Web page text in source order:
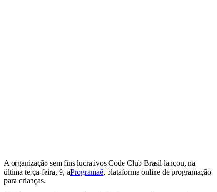
A organização sem fins lucrativos Code Club Brasil lançou, na
última terça-feira, 9, aProgramaê, plataforma online de programação
para crianças.